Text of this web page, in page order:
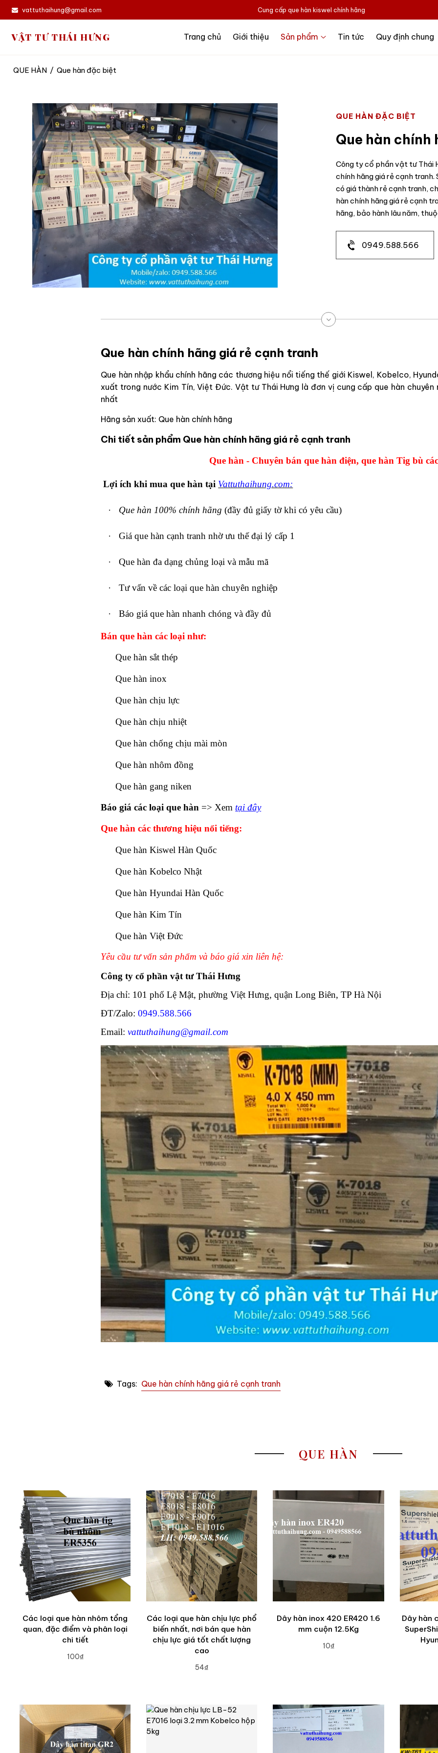
vattuthaihung@gmail.com Cung cấp que hàn kiswel chính hãng
VẬT TƯ THÁI HƯNG Trang chủ Giới thiệu Sản phẩm Tin tức Quy định chung
QUE HÀN / Que hàn đặc biệt
QUE HÀN ĐẶC BIỆT
Que hàn
Công ty cổ phần vật tư Thái
chính hãng giá rẻ cạnh tranh.
có giá thành rẻ cạnh tranh,
hàn chính hãng giá rẻ cạnh
hãng, bảo hành lâu năm,
0949.588.566
Que hàn chính hãng giá rẻ cạnh tranh
Que hàn nhập khẩu chính hãng các thương hiệu nổi tiếng thế giới Kiswel, Kobelco,
xuất trong nước Kim Tín, Việt Đức. Vật tư Thái Hưng là đơn vị cung cấp que hàn chuyên
nhất
Hãng sản xuất: Que hàn chính hãng
Chi tiết sản phẩm Que hàn chính hãng giá rẻ cạnh tranh
Que hàn - Chuyên bán que hàn điện, que hàn Tig bù
Lợi ích khi mua que hàn tại Vattuthaihung.com:
· Que hàn 100% chính hãng (đầy đủ giấy tờ khi có yêu cầu)
· Giá que hàn cạnh tranh nhờ ưu thế đại lý cấp 1
· Que hàn đa dạng chủng loại và mẫu mã
· Tư vấn về các loại que hàn chuyên nghiệp
· Báo giá que hàn nhanh chóng và đầy đủ
Bán que hàn các loại như:
Que hàn sắt thép
Que hàn inox
Que hàn chịu lực
Que hàn chịu nhiệt
Que hàn chống chịu mài mòn
Que hàn nhôm đồng
Que hàn gang niken
Báo giá các loại que hàn => Xem tại đây
Que hàn các thương hiệu nổi tiếng:
Que hàn Kiswel Hàn Quốc
Que hàn Kobelco Nhật
Que hàn Hyundai Hàn Quốc
Que hàn Kim Tín
Que hàn Việt Đức
Yêu cầu tư vấn sản phẩm và báo giá xin liên hệ:
Công ty cổ phần vật tư Thái Hưng
Địa chỉ: 101 phố Lệ Mật, phường Việt Hưng, quận Long Biên, TP Hà Nội
ĐT/Zalo:0949.588.566
Email:vattuthaihung@gmail.com
Tags: Que hàn chính hãng giá rẻ cạnh tranh
QUE HÀN
Các loại que hàn nhôm tổng
quan, đặc điểm và phân loại
chi tiết
100₫
Các loại que hàn chịu lực phổ
biến nhất, nơi bán que hàn
chịu lực giá tốt chất lượng
cao
54₫
Dây hàn inox 420 ER420 1.6
mm cuộn 12.5Kg
10₫
Dây hàn